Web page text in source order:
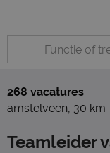
268 vacatures
amstelveen, 30 km
Teamleider